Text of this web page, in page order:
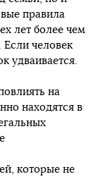
правила
лет более чем
человек
удваивается.
на
находятся в
которые не